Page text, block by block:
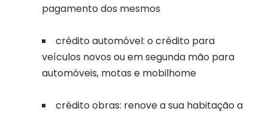
pagamento dos mesmos
crédito automóvel: o crédito para
veículos novos ou em segunda mão para
automóveis, motas e mobilhome
crédito obras: renove a sua habitação a